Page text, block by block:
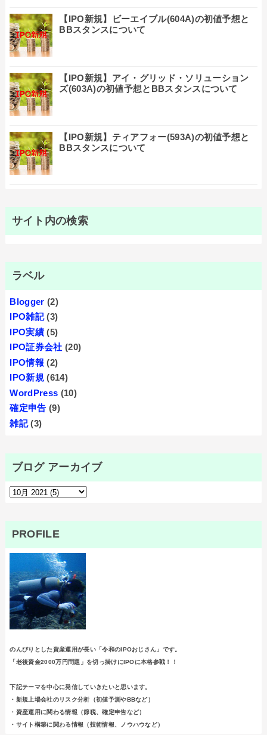
【IPO新規】ビーエイブル(604A)の初値予想と
BBスタンスについて
【IPO新規】アイ・グリッド・ソリューション
ズ(603A)の初値予想とBBスタンスについて
【IPO新規】ティアフォー(593A)の初値予想と
BBスタンスについて
サイト内の検索
ラベル
Blogger (2)
IPO雑記 (3)
IPO実績 (5)
IPO証券会社 (20)
IPO情報 (2)
IPO新規 (614)
WordPress (10)
確定申告 (9)
雑記 (3)
ブログ アーカイブ
PROFILE
のんびりとした資産運用が長い「令和のIPOおじさん」です。
「老後資金2000万円問題」を切っ掛けにIPOに本格参戦！！
下記テーマを中心に発信していきたいと思います。
・新規上場会社のリスク分析（初値予測やBBなど）
・資産運用に関わる情報（節税、確定申告など）
・サイト構築に関わる情報（技術情報、ノウハウなど）